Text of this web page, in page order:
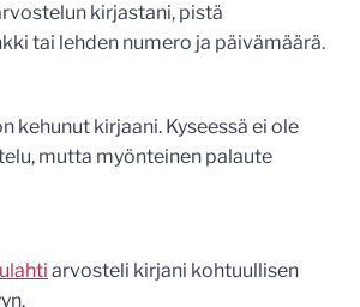
kirjastani, pistä
tai lehden numero ja päivämäärä.
kehunut kirjaani. Kyseessä ei ole
mutta myönteinen palaute
arvosteli kirjani kohtuullisen